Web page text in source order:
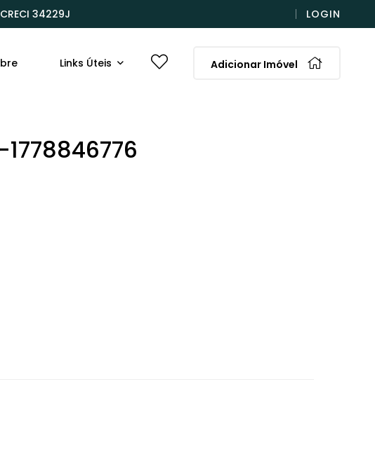
CRECI 34229J LOGIN
Links Úteis Adicionar Imóvel